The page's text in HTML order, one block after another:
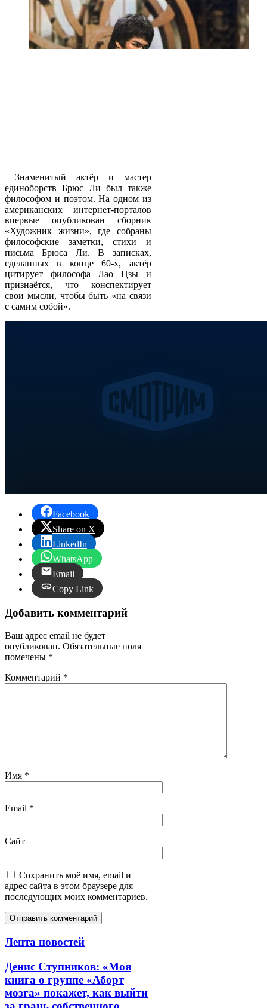
Знаменитый актёр и мастер
единоборств Брюс Ли был также
философом и поэтом. На одном из
американских интернет-порталов
впервые опубликован сборник
«Художник жизни», где собраны
философские заметки, стихи и
письма Брюса Ли. В записках,
сделанных в конце 60-х, актёр
цитирует философа Лао Цзы и
признаётся, что конспектирует
свои мысли, чтобы быть «на связи
с самим собой».
Facebook
Share on X
LinkedIn
WhatsApp
Email
Copy Link
Добавить комментарий
Ваш адрес email не будет
опубликован. Обязательные поля
помечены *
Комментарий *
Имя *
Email *
Сайт
Сохранить моё имя, email и
адрес сайта в этом браузере для
последующих моих комментариев.
Лента новостей
Денис Ступников: «Моя
книга о группе «Аборт
мозга» покажет, как выйти